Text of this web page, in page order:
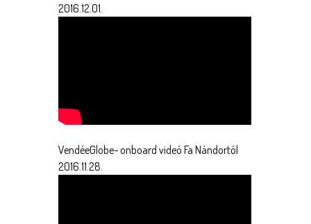
2016.12.01.
VendéeGlobe- onboard videó Fa Nándortól
2016.11.28.